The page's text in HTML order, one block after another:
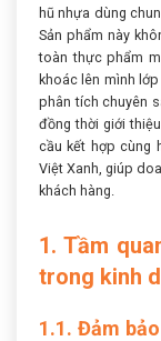
hũ nhựa dùng
Sản phẩm này
toàn thực phẩm
khoác lên mình
phân tích chuyên
đồng thời giới
cầu kết hợp cùng
Việt Xanh, giúp
khách hàng.
1. Tầm
trong kinh
1.1. Đảm